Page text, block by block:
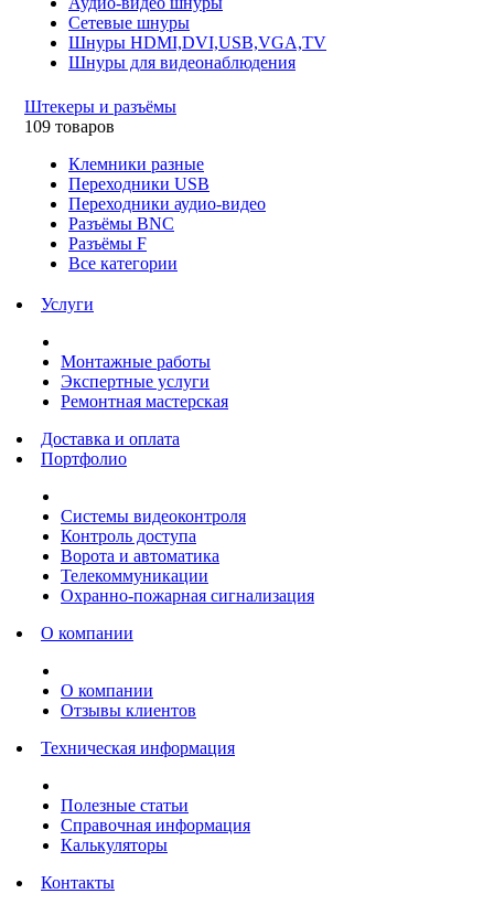
Сетевые шнуры
Шнуры HDMI,DVI,USB,VGA,TV
Шнуры для видеонаблюдения
Штекеры и разъёмы
109 товаров
Клемники разные
Переходники USB
Переходники аудио-видео
Разъёмы BNC
Разъёмы F
Все категории
Услуги
Монтажные работы
Экспертные услуги
Ремонтная мастерская
Доставка и оплата
Портфолио
Системы видеоконтроля
Контроль доступа
Ворота и автоматика
Телекоммуникации
Охранно-пожарная сигнализация
О компании
О компании
Отзывы клиентов
Техническая информация
Полезные статьи
Справочная информация
Калькуляторы
Контакты